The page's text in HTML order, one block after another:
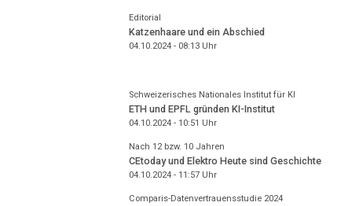
Editorial
Katzenhaare und ein Abschied
04.10.2024 - 08:13Uhr
Schweizerisches Nationales Institut für KI
ETH und EPFL gründen KI-Institut
04.10.2024 - 10:51 Uhr
Nach 12 bzw. 10 Jahren
CEtoday und Elektro Heute sind Geschichte
04.10.2024 - 11:57Uhr
Comparis-Datenvertrauensstudie 2024